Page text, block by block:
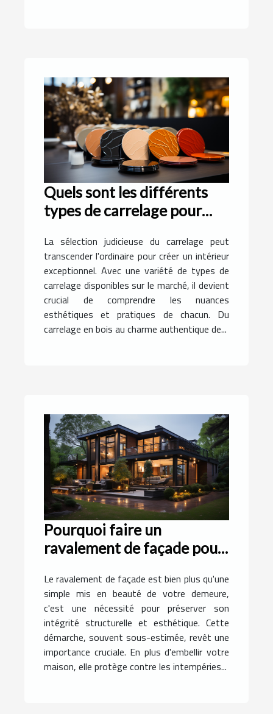
Quels sont les différents
types de carrelage pour
intérieur ?
La sélection judicieuse du carrelage peut
transcender l'ordinaire pour créer un intérieur
exceptionnel. Avec une variété de types de
carrelage disponibles sur le marché, il devient
crucial de comprendre les nuances
esthétiques et pratiques de chacun. Du
carrelage en bois au charme authentique de...
Pourquoi faire un
ravalement de façade pour
Le ravalement de façade est bien plus qu'une
simple mis en beauté de votre demeure,
c'est une nécessité pour préserver son
intégrité structurelle et esthétique. Cette
démarche, souvent sous-estimée, revêt une
importance cruciale. En plus d'embellir votre
maison, elle protège contre les intempéries...